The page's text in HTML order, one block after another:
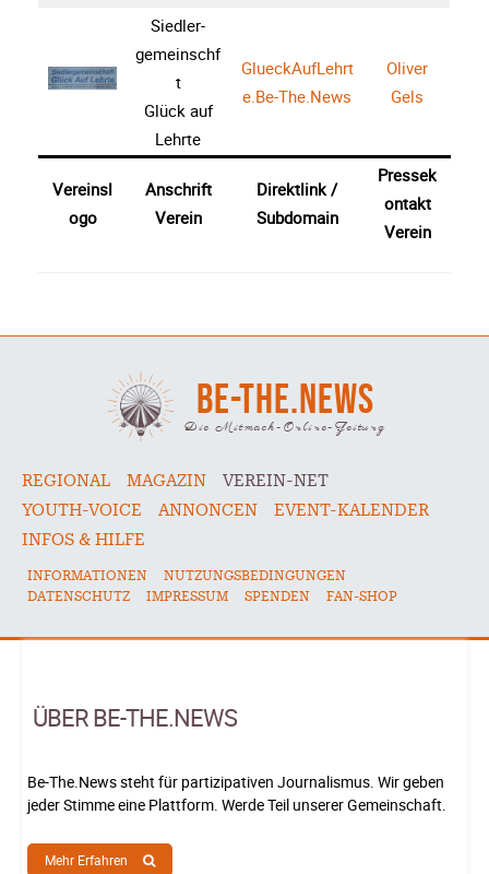
Siedler-
gemeinschf
t
Glück auf
Lehrte
GlueckAufLehrt
e.Be-The.News
Oliver
Gels
Vereinsl
ogo
Anschrift
Verein
Direktlink /
Subdomain
Pressek
ontakt
Verein
BE-THE.NEWS
Die Mitmach-Online-Zeitung
REGIONAL MAGAZIN
VEREIN-NET
YOUTH-VOICE
ANNONCEN
EVENT-KALENDER
INFOS & HILFE
INFORMATIONEN
NUTZUNGSBEDINGUNGEN
DATENSCHUTZ
IMPRESSUM SPENDEN FAN-SHOP
ÜBER BE-THE.NEWS
Be-The.News steht für partizipativen Journalismus. Wir geben
jeder Stimme eine Plattform. Werde Teil unserer Gemeinschaft.
Mehr Erfahren